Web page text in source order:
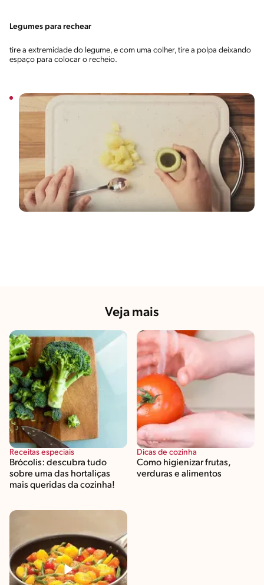
Legumes para rechear
tire a extremidade do legume, e com uma colher, tire a polpa deixando
espaço para colocar o recheio.
Veja mais
Receitas especiais
Brócolis: descubra tudo
sobre uma das hortaliças
mais queridas da cozinha!
Dicas de cozinha
Como higienizar frutas,
verduras e alimentos